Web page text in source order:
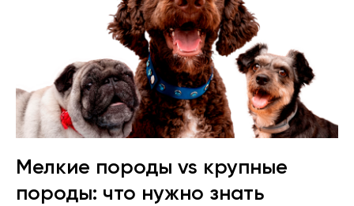
Мелкие породы vs крупные
породы: что нужно знать